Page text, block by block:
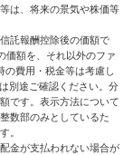
は、将来の景気や株価等
託報酬控除後の価額で
価額を、それ以外のファ
の費用・税金等は考慮し
別途ご確認ください。分
です。表示方法について
数部のみとしているた
。
金が支払われない場合が